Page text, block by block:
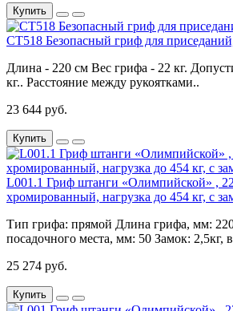
Купить
CT518 Безопасный гриф для
Длина - 220 см Вес грифа - 22 кг.
кг.. Расстояние между рукоятками..
23 644 руб.
Купить
L001.1 Гриф штанги «Олимпийской» ,
хромированный, нагрузка до 454 кг, с
Тип грифа: прямой Длина грифа, мм:
посадочного места, мм: 50 Замок: 2,5кг,
25 274 руб.
Купить